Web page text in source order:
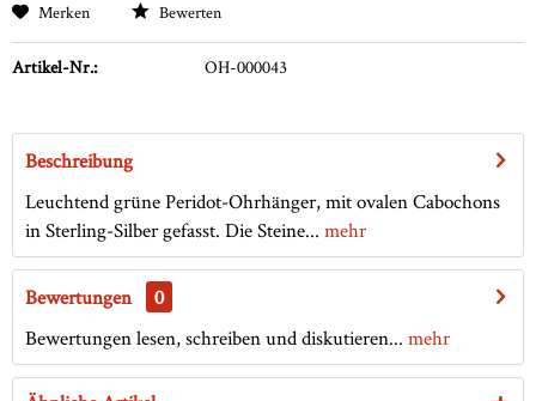
Merken Bewerten
Artikel-Nr.: OH-000043
Beschreibung
Leuchtend grüne Peridot-Ohrhänger, mit ovalen Cabochons
in Sterling-Silber gefasst. Die Steine... mehr
Bewertungen
0
Bewertungen lesen, schreiben und diskutieren... mehr